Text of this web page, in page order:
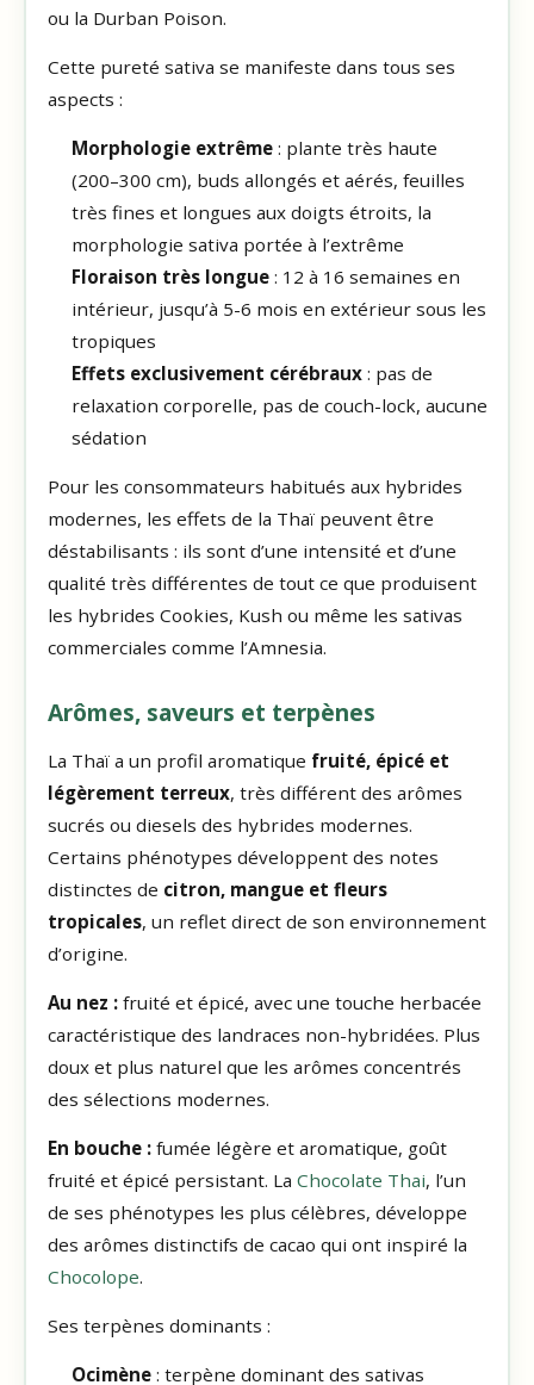
ou la Durban Poison.
Cette pureté sativa se manifeste dans tous ses
aspects :
Morphologie extrême: plante très haute
(200–300 cm), buds allongés et aérés, feuilles
très fines et longues aux doigts étroits, la
morphologie sativa portée à l’extrême
Floraison très longue: 12 à 16 semaines en
intérieur, jusqu’à 5-6 mois en extérieur sous les
tropiques
Effets exclusivement cérébraux: pas de
relaxation corporelle, pas de couch-lock, aucune
sédation
Pour les consommateurs habitués aux hybrides
modernes, les effets de la Thaï peuvent être
déstabilisants : ils sont d’une intensité et d’une
qualité très différentes de tout ce que produisent
les hybrides Cookies, Kush ou même les sativas
commerciales comme l’Amnesia.
Arômes, saveurs et terpènes
La Thaï a un profil aromatique fruité, épicé et
légèrement terreux, très différent des arômes
sucrés ou diesels des hybrides modernes.
Certains phénotypes développent des notes
distinctes de citron, mangue et fleurs
tropicales, un reflet direct de son environnement
d’origine.
Au nez :fruité et épicé, avec une touche herbacée
caractéristique des landraces non-hybridées. Plus
doux et plus naturel que les arômes concentrés
des sélections modernes.
En bouche :fumée légère et aromatique, goût
fruité et épicé persistant. La Chocolate Thai, l’un
de ses phénotypes les plus célèbres, développe
des arômes distinctifs de cacao qui ont inspiré la
Chocolope.
Ses terpènes dominants :
Ocimène: terpène dominant des sativas